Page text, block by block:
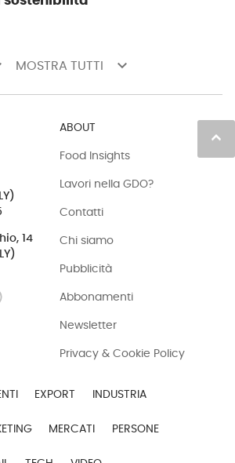
MOSTRA TUTTI keyboard_arrow_down
keyboard_arrow_up
14
ABOUT
Food Insights
Lavori nella GDO?
Contatti
Chi siamo
Pubblicità
Abbonamenti
Newsletter
Privacy & Cookie Policy
EXPORT INDUSTRIA
MERCATI PERSONE